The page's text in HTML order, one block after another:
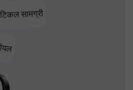
सामग्री